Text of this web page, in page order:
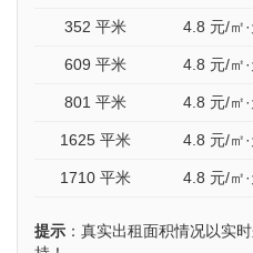
352 平米 4.8 元/㎡
609 平米 4.8 元/㎡
801 平米 4.8 元/㎡
1625 平米 4.8 元/㎡
1710 平米 4.8 元/㎡
提示 ：真实出租面积情况以实